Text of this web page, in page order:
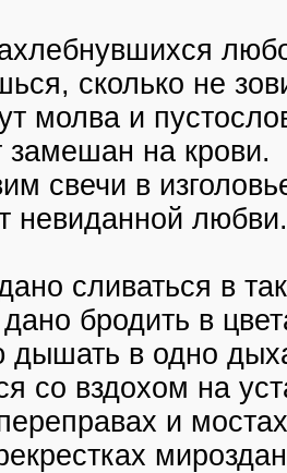
сколько не
молва и
замешан на крови.
свечи в
невиданной
сливаться в
бродить в
дышать в одно
со вздохом на
и